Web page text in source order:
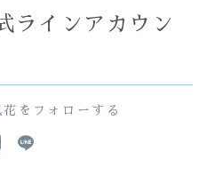
インアカウン
をフォローする